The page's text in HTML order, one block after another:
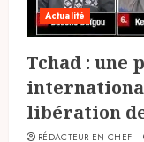
Actualité
Tchad : une
libération
RÉDACTEUR EN CHEF